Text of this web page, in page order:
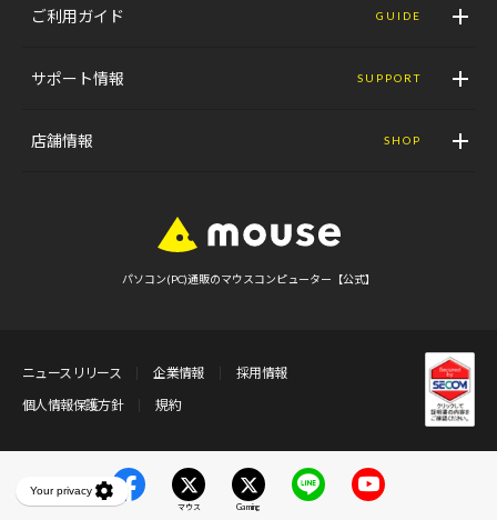
ご利用ガイド GUIDE
サポート情報 SUPPORT
店舗情報 SHOP
パソコン(PC)通販のマウスコンピューター【公式】
ニュースリリース 企業情報
採用情報
個人情報保護方針
規約
マウス Gaming